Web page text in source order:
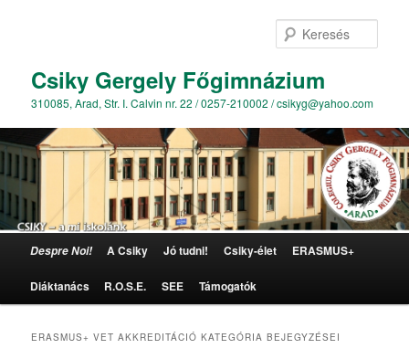
Csiky Gergely Főgimnázium
310085, Arad, Str. I. Calvin nr. 22 / 0257-210002 / csikyg@yahoo.com
Tovább az elsődleges tartalomra
Tovább a másodlagos tartalomra
Despre Noi! A Csiky Jó tudni! Csiky-élet ERASMUS+
Diáktanács R.O.S.E. SEE Támogatók
ERASMUS+ VET AKKREDITÁCIÓ KATEGÓRIA BEJEGYZÉSEI